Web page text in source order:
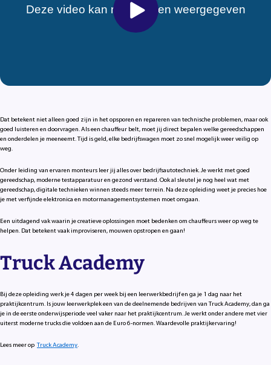
Dat betekent niet alleen goed zijn in het opsporen en repareren van technische problemen, maar ook
goed luisteren en doorvragen. Als een chauffeur belt, moet jij direct bepalen welke gereedschappen
en onderdelen je meeneemt. Tijd is geld, elke bedrijfswagen moet zo snel mogelijk weer veilig op
weg.
Onder leiding van ervaren monteurs leer jij alles over bedrijfsautotechniek. Je werkt met goed
gereedschap, moderne testapparatuur en gezond verstand. Ook al sleutel je nog heel wat met
gereedschap, digitale technieken winnen steeds meer terrein. Na deze opleiding weet je precies hoe
je met verfijnde elektronica en motormanagementsystemen moet omgaan.
Een uitdagend vak waarin je creatieve oplossingen moet bedenken om chauffeurs weer op weg te
helpen. Dat betekent vaak improviseren, mouwen opstropen en gaan!
Truck Academy
Bij deze opleiding werk je 4 dagen per week bij een leerwerkbedrijf en ga je 1 dag naar het
praktijkcentrum. Is jouw leerwerkplek een van de deelnemende bedrijven van Truck Academy, dan ga
je in de eerste onderwijsperiode veel vaker naar het praktijkcentrum. Je werkt onder andere met vier
uiterst moderne trucks die voldoen aan de Euro 6-normen. Waardevolle praktijkervaring!
Lees meer opTruck Academy.